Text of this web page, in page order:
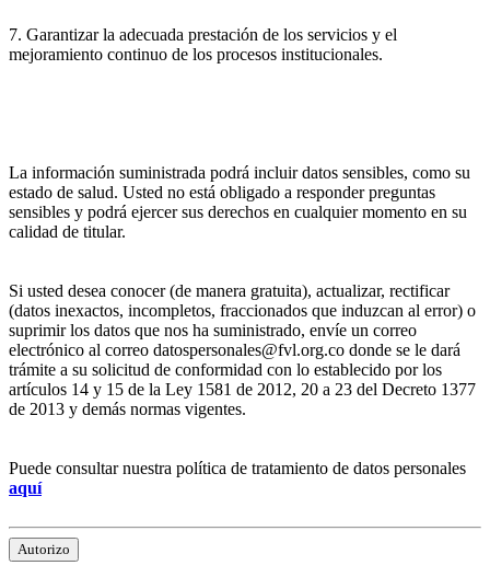
7. Garantizar la adecuada prestación de los servicios y el
mejoramiento continuo de los procesos institucionales.
La información suministrada podrá incluir datos sensibles, como su
estado de salud. Usted no está obligado a responder preguntas
sensibles y podrá ejercer sus derechos en cualquier momento en su
calidad de titular.
Si usted desea conocer (de manera gratuita), actualizar, rectificar
(datos inexactos, incompletos, fraccionados que induzcan al error) o
suprimir los datos que nos ha suministrado, envíe un correo
electrónico al correo datospersonales@fvl.org.co donde se le dará
trámite a su solicitud de conformidad con lo establecido por los
artículos 14 y 15 de la Ley 1581 de 2012, 20 a 23 del Decreto 1377
de 2013 y demás normas vigentes.
Puede consultar nuestra política de tratamiento de datos personales
aquí
Autorizo